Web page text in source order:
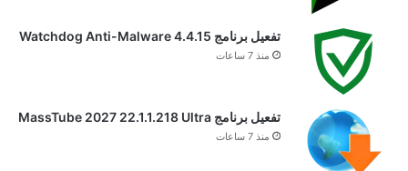
تفعيل برنامج Watchdog Anti-Malware 4.4.15
منذ 7 ساعات
تفعيل برنامج MassTube 2027 22.1.1.218 Ultra
منذ 7 ساعات